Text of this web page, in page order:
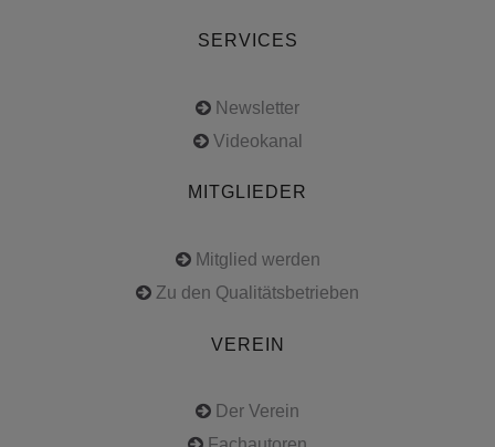
SERVICES
Newsletter
Videokanal
MITGLIEDER
Mitglied werden
Zu den Qualitätsbetrieben
VEREIN
Der Verein